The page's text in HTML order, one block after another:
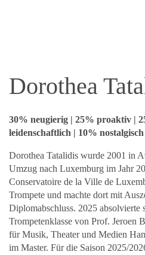
Dorothea
30% neugierig | 25% proaktiv |
leidenschaftlich | 10% nostalgisch
Dorothea Tatalidis wurde 2001 in
Umzug nach Luxemburg im Jahr
Conservatoire de la Ville de
Trompete und machte dort mit
Diplomabschluss. 2025
Trompetenklasse von Prof. Jeroen
für Musik, Theater und Medien
im Master. Für die Saison 2025/